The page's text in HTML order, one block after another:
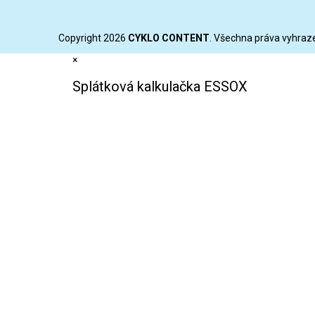
Copyright 2026 CYKLO CONTENT. Všechna práva
×
Splátková kalkulačka ESSOX